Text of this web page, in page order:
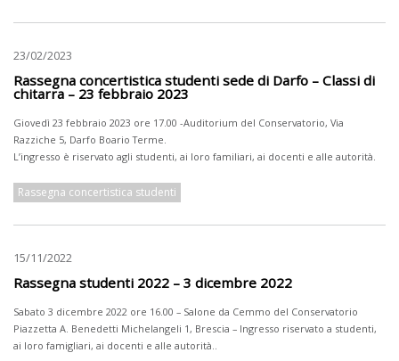
23/02/2023
Rassegna concertistica studenti sede di Darfo – Classi di
chitarra – 23 febbraio 2023
Giovedì 23 febbraio 2023 ore 17.00 -Auditorium del Conservatorio, Via
Razziche 5, Darfo Boario Terme.
L’ingresso è riservato agli studenti, ai loro familiari, ai docenti e alle autorità.
Rassegna concertistica studenti
15/11/2022
Rassegna studenti 2022 – 3 dicembre 2022
Sabato 3 dicembre 2022 ore 16.00 – Salone da Cemmo del Conservatorio
Piazzetta A. Benedetti Michelangeli 1, Brescia – Ingresso riservato a studenti,
ai loro famigliari, ai docenti e alle autorità..